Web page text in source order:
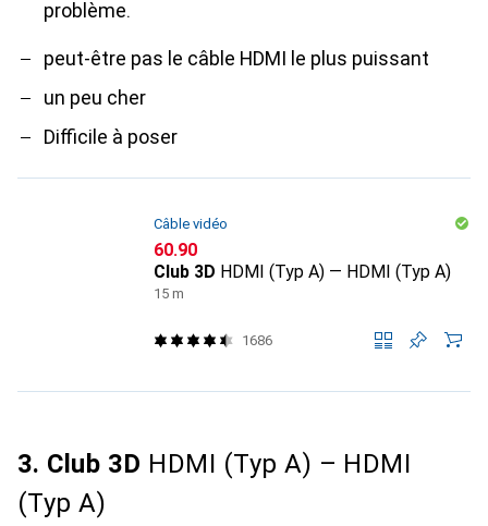
problème.
peut-être pas le câble HDMI le plus puissant
un peu cher
Difficile à poser
Câble vidéo
CHF
60.90
Club 3D HDMI (Typ A) — HDMI (Typ A)
15 m
1686
3. Club 3D HDMI (Typ A) – HDMI
(Typ A)